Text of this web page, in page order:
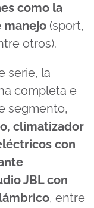
como la
manejo (sport,
otros).
serie, la
completa e
segmento,
climatizador
con
JBL con
, entre